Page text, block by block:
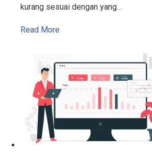
kurang sesuai dengan yang…
Read More